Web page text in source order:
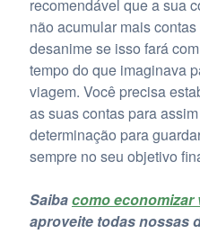
recomendável que a sua
não acumular mais
desanime se isso fará
tempo do que imaginava
viagem. Você precisa
as suas contas para
determinação para
sempre no seu objetivo
Saibacomo
aproveite todas nossas